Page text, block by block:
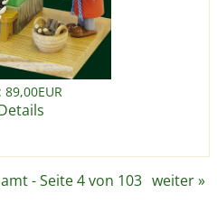
89,00EUR
- Seite 4 von 103 weiter»